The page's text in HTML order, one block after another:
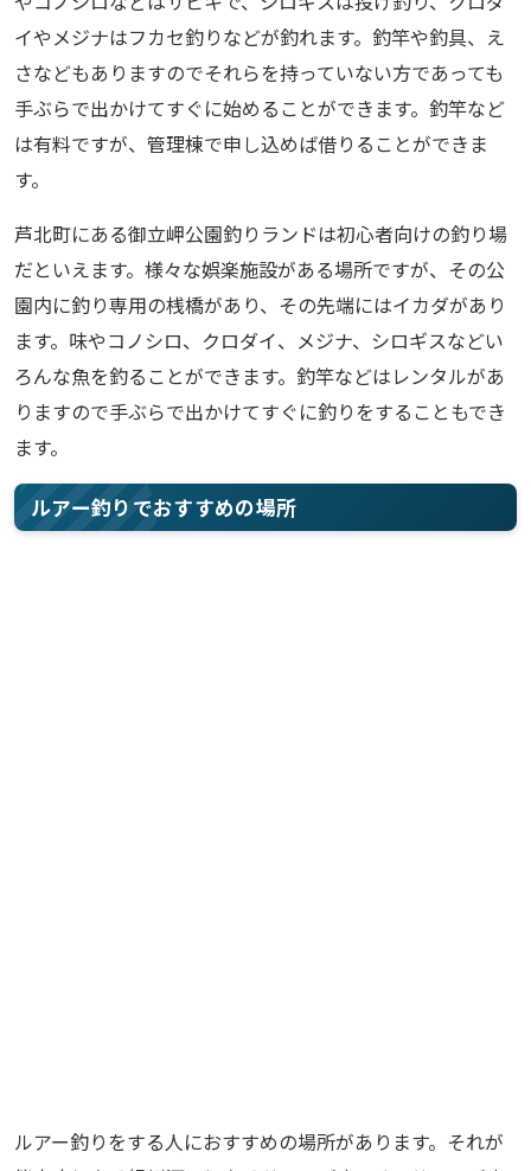
イやメジナはフカセ釣りなどが釣れます。釣竿や釣具、え
さなどもありますのでそれらを持っていない方であっても
手ぶらで出かけてすぐに始めることができます。釣竿など
は有料ですが、管理棟で申し込めば借りることができま
す。
芦北町にある御立岬公園釣りランドは初心者向けの釣り場
だといえます。様々な娯楽施設がある場所ですが、その公
園内に釣り専用の桟橋があり、その先端にはイカダがあり
ます。味やコノシロ、クロダイ、メジナ、シロギスなどい
ろんな魚を釣ることができます。釣竿などはレンタルがあ
りますので手ぶらで出かけてすぐに釣りをすることもでき
ます。
ルアー釣りでおすすめの場所
ルアー釣りをする人におすすめの場所があります。それが